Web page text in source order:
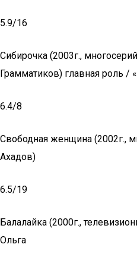
5.9/16
Сибирочка (2003г.,
Грамматиков) главная роль /
6.4/8
Свободная женщина (2002г.,
Ахадов)
6.5/19
Балалайка (2000г.,
Ольга